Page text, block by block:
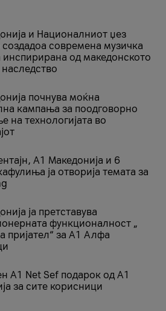
и Националниот џез
создадоа современа музичка
инспирирана од македонското
почнува моќна
кампања за поодговорно
на технологијата во
A1 Македонија и 6
ја отворија темата за
ја претставува
функционалност „
пријател“ за А1 Алфа
A1 Net Sеf подарок од А1
за сите корисници